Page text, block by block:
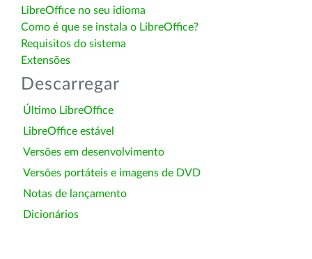
LibreOffice no seu idioma
Como é que se instala o LibreOffice?
Requisitos do sistema
Extensões
Descarregar
Último LibreOffice
LibreOffice estável
Versões em desenvolvimento
Versões portáteis e imagens de DVD
Notas de lançamento
Dicionários